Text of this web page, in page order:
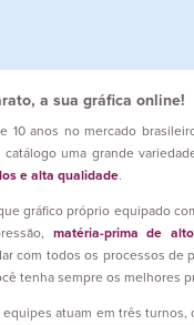
a sua gráfica online!
10 anos no mercado
catálogo uma grande
e alta qualidade.
gráfico próprio equipado
matéria-prima de
com todos os processos de
tenha sempre os melhores
atuam em três turnos,